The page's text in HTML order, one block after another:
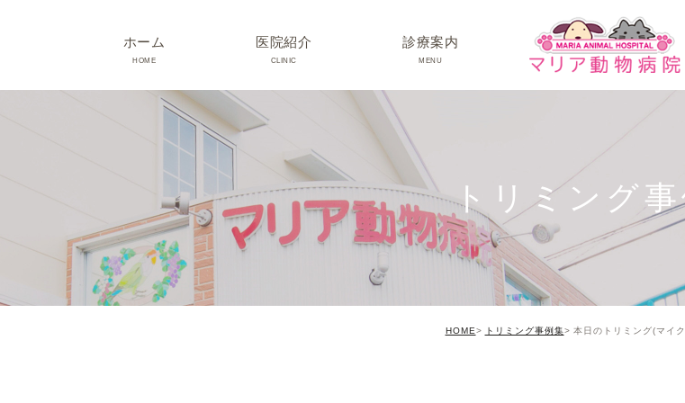
ホーム
HOME
医院紹介
CLINIC
院長･スタッフ紹介
診療時間･アクセス
院内紹介･初診の方へ
医院設備
診療案内
MENU
トリミング
HOME トリミング事例集 本日のトリミング(マイ